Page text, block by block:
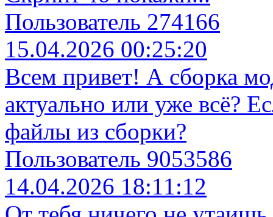
Пользователь 274166
15.04.2026 00:25:20
Всем привет! А сборка
актуально или уже всё?
файлы из сборки?
Пользователь 9053586
14.04.2026 18:11:12